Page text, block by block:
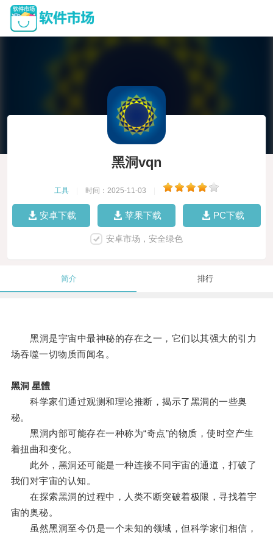
黑洞vqn
工具 时间：2025-11-03
安卓下载 苹果下载 PC下载
安卓市场，安全绿色
简介 排行
黑洞是宇宙中最神秘的存在之一，它们以其强大的引力
场吞噬一切物质而闻名。
黑洞 星體
科学家们通过观测和理论推断，揭示了黑洞的一些奥
秘。
黑洞内部可能存在一种称为“奇点”的物质，使时空产生
着扭曲和变化。
此外，黑洞还可能是一种连接不同宇宙的通道，打破了
我们对宇宙的认知。
在探索黑洞的过程中，人类不断突破着极限，寻找着宇
宙的奥秘。
虽然黑洞至今仍是一个未知的领域，但科学家们相信，